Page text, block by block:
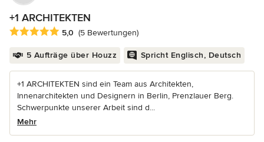
+1 ARCHITEKTEN
Durchschnittliche Bewertung: 5 von 5 Sternen
5,0 (5 Bewertungen)
5 Aufträge über Houzz Spricht Englisch, Deutsch
+1 ARCHITEKTEN sind ein Team aus Architekten,
Innenarchitekten und Designern in Berlin, Prenzlauer Berg.
Schwerpunkte unserer Arbeit sind d...
Mehr